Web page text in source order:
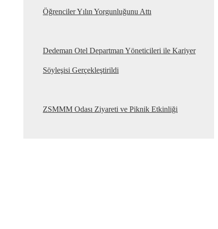
Öğrenciler Yılın Yorgunluğunu Attı
Dedeman Otel Departman Yöneticileri ile Kariyer
Söyleşisi Gerçekleştirildi
ZSMMM Odası Ziyareti ve Piknik Etkinliği